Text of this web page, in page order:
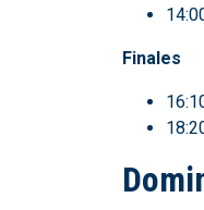
Finales